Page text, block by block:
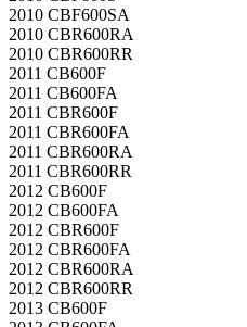
2010 CBF600SA
2010 CBR600RA
2010 CBR600RR
2011 CB600F
2011 CB600FA
2011 CBR600F
2011 CBR600FA
2011 CBR600RA
2011 CBR600RR
2012 CB600F
2012 CB600FA
2012 CBR600F
2012 CBR600FA
2012 CBR600RA
2012 CBR600RR
2013 CB600F